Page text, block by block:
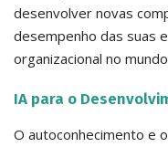
desenvolver novas
desempenho das suas
organizacional no
IA para o
O autoconhecimento e